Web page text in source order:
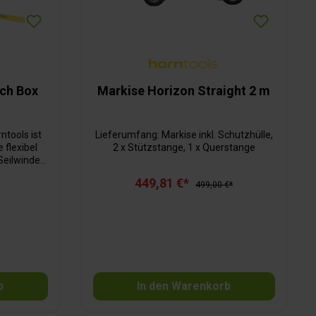
Box
ist
flexibel
mit zwei
ist
nicht
Markise Horizon Straight 2 m
Lieferumfang: Markise inkl. Schutzhülle,
2 x Stützstange, 1 x Querstange
449,81 €* 499,00 €*
In den Warenkorb